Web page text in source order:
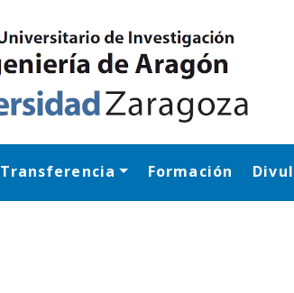
Transferencia Formación